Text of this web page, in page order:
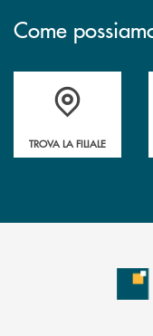
Come
Accedi all' elenco
TROVA LA FILIALE